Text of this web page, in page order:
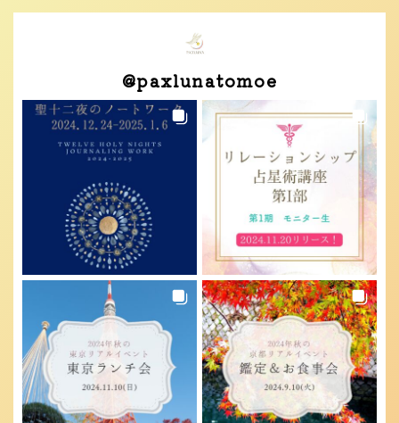
@paxlunatomoe